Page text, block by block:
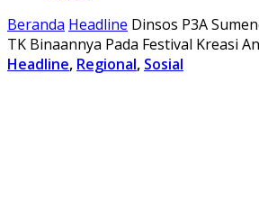
Beranda Headline Dinsos P3A
TK Binaannya Pada Festival Kreasi
Headline, Regional, Sosial